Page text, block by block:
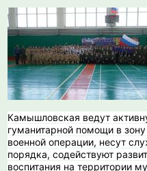
Камышловская ведут
гуманитарной помощи в
военной операции, несут
порядка, содействуют
воспитания на территории